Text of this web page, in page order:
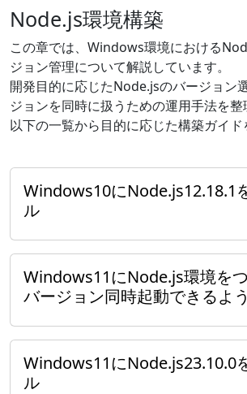
Node.js環境構築
この章では、Windows環境における
ジョン管理について解説しています。
開発目的に応じたNode.jsのバージョン
ジョンを同時に扱うための運用手法を整
以下の一覧から目的に応じた構築ガイド
Windows10にNode.js12.18.1
ル
Windows11にNode.js環境を
バージョン同時起動できるよ
Windows11にNode.js23.10.0
ル